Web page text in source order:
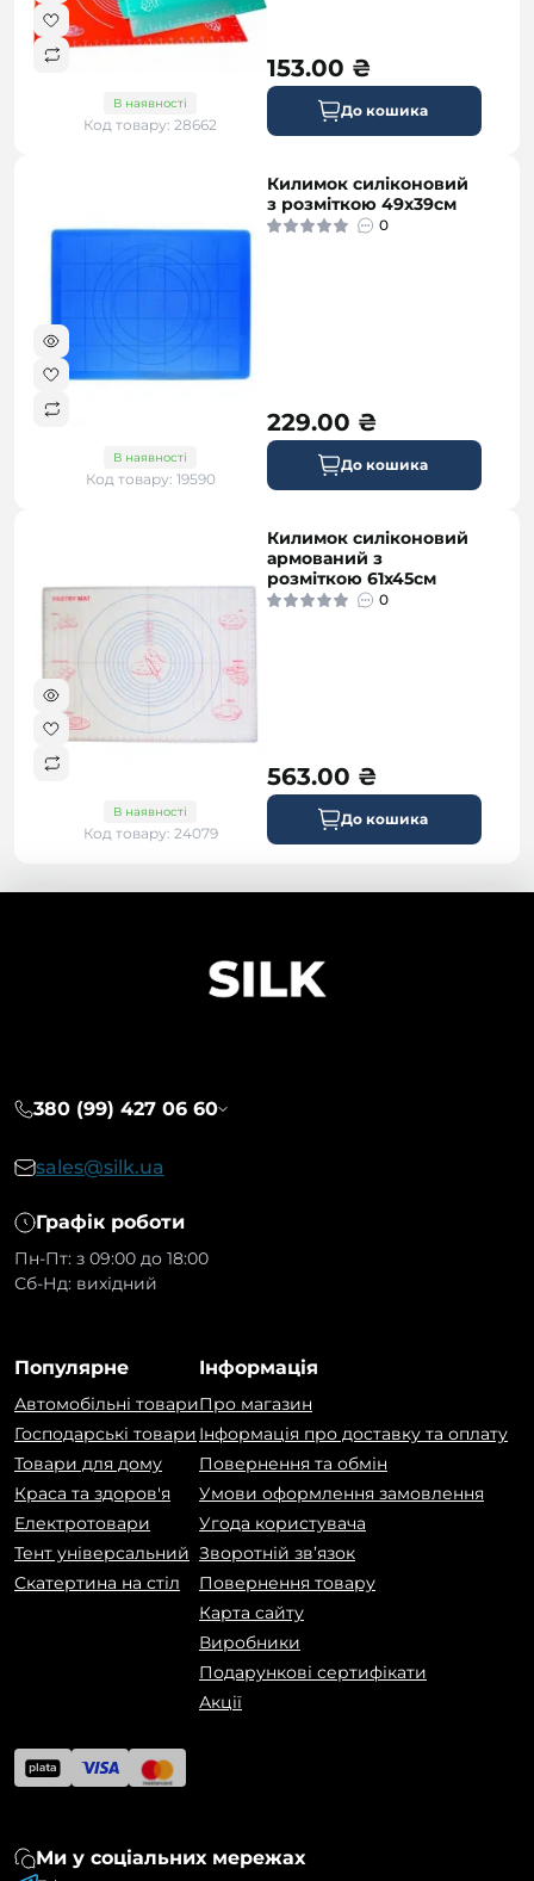
В наявності
Код товару: 28662
153.00 ₴
До кошика
В наявності
Код товару: 19590
Килимок силіконовий
з розміткою 49х39см
0
229.00 ₴
До кошика
В наявності
Код товару: 24079
Килимок силіконовий
армований з
розміткою 61х45см
0
563.00 ₴
До кошика
380 (99) 427 06 60
sales@silk.ua
Графік роботи
Пн-Пт: з 09:00 до 18:00
Сб-Нд: вихідний
Популярне
Автомобільні товари
Господарські товари
Товари для дому
Краса та здоров'я
Електротовари
Тент універсальний
Скатертина на стіл
Інформація
Про магазин
Інформація про доставку та оплату
Повернення та обмін
Умови оформлення замовлення
Угода користувача
Зворотній зв’язок
Повернення товару
Карта сайту
Виробники
Подарункові сертифікати
Акції
Ми у соціальних мережах